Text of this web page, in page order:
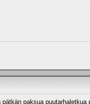
paksua